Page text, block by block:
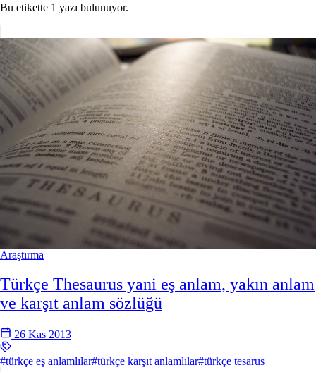
Bu etikette 1 yazı bulunuyor.
Araştırma
Türkçe Thesaurus yani eş anlam, yakın anlam
ve karşıt anlam sözlüğü
26 Kas 2013
#türkçe eş anlamlılar#türkçe karşıt anlamlılar#türkçe tesarus